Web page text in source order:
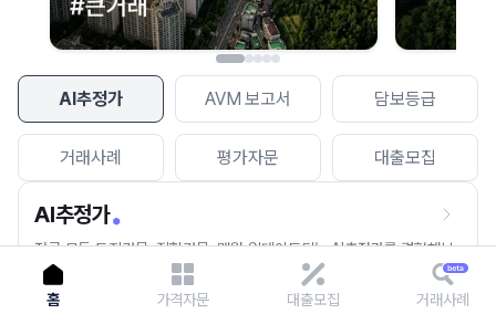
AI추정가 AVM 보고서 담보등급
거래사례 평가자문 대출모집
AI추정가
전국 모든 토지건물, 집합건물, 매월 업데이트되는 AI추정가를 경험해보
세요.
홈 가격자문 대출모집 거래사례